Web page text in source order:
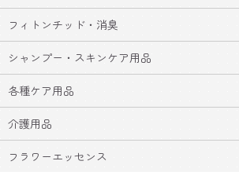
フィトンチッド・消臭
シャンプー・スキンケア用品
各種ケア用品
介護用品
フラワーエッセンス